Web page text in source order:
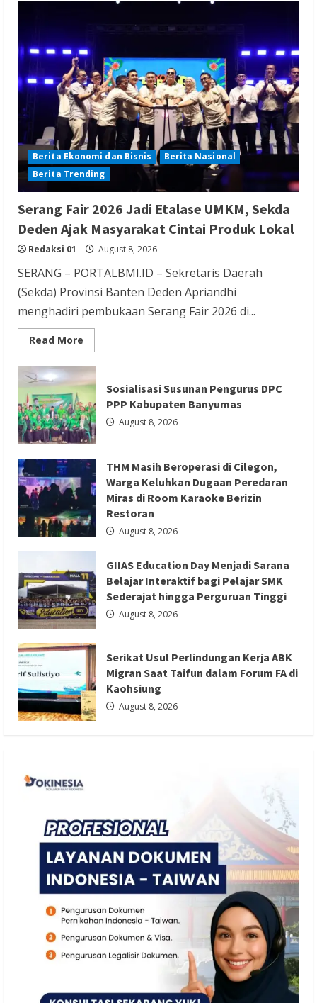
Berita Nasional Berita Politik
Sosialisasi Susunan Pengurus DPC PPP
Kabupaten Banyumas
Redaksi 01 August 8, 2026
Berita Hiburan
Berita Lifestyle dan Insurance
Berita Terbaru
THM Masih Beroperasi di Cilegon, Warga
Keluhkan Dugaan Peredaran Miras di
Room Karaoke Berizin Restoran
Redaksi 01 August 8, 2026
Berita Ekonomi dan Bisnis
Berita Trending
GIIAS Education Day Menjadi Sarana
Belajar Interaktif bagi Pelajar SMK
Sederajat hingga Perguruan Tinggi
Redaksi 01 August 8, 2026
Berita Ekonomi dan Bisnis
Berita Mancanegara
Berita Terbaru
Serikat Usul Perlindungan Kerja ABK
Migran Saat Taifun dalam Forum FA di
Kaohsiung
Redaksi 01 August 8, 2026
Berita Ekonomi dan Bisnis
Berita Nasional
Berita Trending
Serang Fair 2026 Jadi Etalase UMKM, Sekda
Deden Ajak Masyarakat Cintai Produk Lokal
Redaksi 01 August 8, 2026
SERANG – PORTALBMI.ID – Sekretaris Daerah
(Sekda) Provinsi Banten Deden Apriandhi
menghadiri pembukaan Serang Fair 2026 di...
Read More
more
Serang
Fair
2026
Jadi
Etalase
UMKM,
Sekda
Deden
Ajak
Masyarakat
Cintai
Produk
Lokal
Sosialisasi Susunan Pengurus DPC
PPP Kabupaten Banyumas
August 8, 2026
THM Masih Beroperasi di Cilegon,
Warga Keluhkan Dugaan Peredaran
Miras di Room Karaoke Berizin
Restoran
August 8, 2026
GIIAS Education Day Menjadi Sarana
Belajar Interaktif bagi Pelajar SMK
Sederajat hingga Perguruan Tinggi
August 8, 2026
Serikat Usul Perlindungan Kerja ABK
Migran Saat Taifun dalam Forum FA di
Kaohsiung
August 8, 2026